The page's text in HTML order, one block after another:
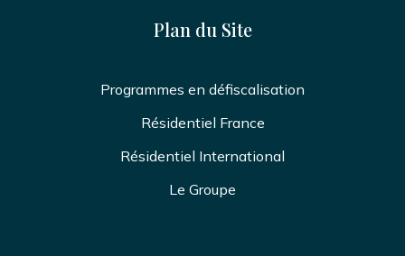
Plan du Site
Programmes en défiscalisation
Résidentiel France
Résidentiel International
Le Groupe